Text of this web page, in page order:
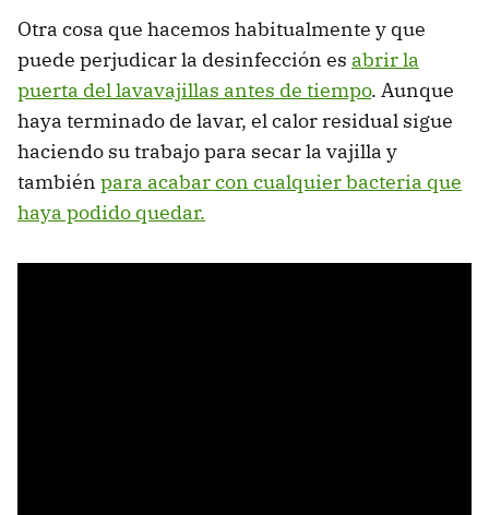
Otra cosa que hacemos habitualmente y que
puede perjudicar la desinfección es abrir la
puerta del lavavajillas antes de tiempo. Aunque
haya terminado de lavar, el calor residual sigue
haciendo su trabajo para secar la vajilla y
también para acabar con cualquier bacteria que
haya podido quedar.